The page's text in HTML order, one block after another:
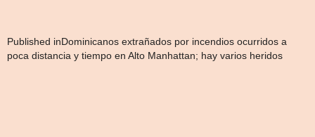
Navegación
de
Published inDominicanos extrañados por incendios ocurridos a
poca distancia y tiempo en Alto Manhattan; hay varios heridos